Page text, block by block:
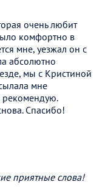
очень любит
комфортно в
мне, уезжал он с
абсолютно
мы с Кристиной
мне
рекомендую.
Спасибо!
приятные слова!